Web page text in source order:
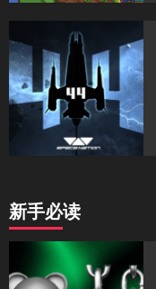
新手必读